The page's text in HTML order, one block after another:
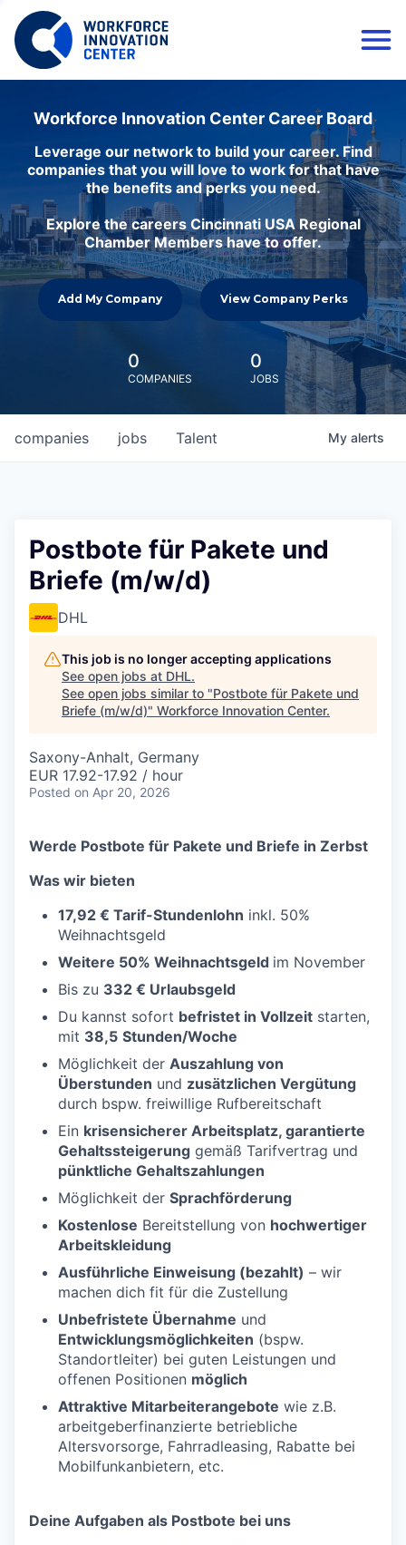
Workforce Innovation Center Career Board
Leverage our network to build your career. Find
companies that you will love to work for that have
the benefits and perks you need.
Explore the careers Cincinnati USA Regional
Chamber Members have to offer.
Add My Company View Company Perks
0
COMPANIES
0
JOBS
jobs
companies Talent My alerts
Postbote für Pakete und
Briefe (m/w/d)
DHL
This job is no longer accepting applications
See open jobs at DHL.
See open jobs similar to "Postbote für Pakete und
Briefe (m/w/d)" Workforce Innovation Center.
Saxony-Anhalt, Germany
EUR 17.92-17.92 / hour
Posted on Apr 20, 2026
Werde Postbote für Pakete und Briefe in Zerbst
Was wir bieten
17,92 € Tarif-Stundenlohn inkl. 50%
Weihnachtsgeld
Weitere 50% Weihnachtsgeld im November
Bis zu 332 € Urlaubsgeld
Du kannst sofort befristet in Vollzeit starten,
mit 38,5 Stunden/Woche
Möglichkeit der Auszahlung von
Überstunden und zusätzlichen Vergütung
durch bspw. freiwillige Rufbereitschaft
Ein krisensicherer Arbeitsplatz, garantierte
Gehaltssteigerung gemäß Tarifvertrag und
pünktliche Gehaltszahlungen
Möglichkeit der Sprachförderung
Kostenlose Bereitstellung von hochwertiger
Arbeitskleidung
Ausführliche Einweisung (bezahlt) – wir
machen dich fit für die Zustellung
Unbefristete Übernahme und
Entwicklungsmöglichkeiten (bspw.
Standortleiter) bei guten Leistungen und
offenen Positionen möglich
Attraktive Mitarbeiterangebote wie z.B.
arbeitgeberfinanzierte betriebliche
Altersvorsorge, Fahrradleasing, Rabatte bei
Mobilfunkanbietern, etc.
Deine Aufgaben als Postbote bei uns